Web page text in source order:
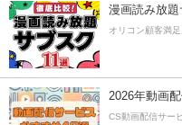
漫画読み放題
オリコン顧客満
2026年動画
CS動画配信サー